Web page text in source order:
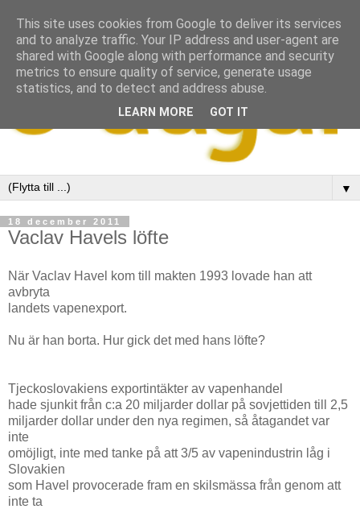
▼
18 december 2011
Vaclav Havels löfte
När Vaclav Havel kom till makten 1993 lovade han att
avbryta
landets vapenexport.
Nu är han borta. Hur gick det med hans löfte?
Tjeckoslovakiens exportintäkter av vapenhandel
hade sjunkit från c:a 20 miljarder dollar på sovjettiden till 2,5
miljarder dollar under den nya regimen, så åtagandet var
inte
omöjligt, inte med tanke på att 3/5 av vapenindustrin låg i
Slovakien
som Havel provocerade fram en skilsmässa från genom att
inte ta
This site uses cookies from Google to deliver its services
and to analyze traffic. Your IP address and user-agent are
shared with Google along with performance and security
metrics to ensure quality of service, generate usage
statistics, and to detect and address abuse.
LEARN MORE GOT IT